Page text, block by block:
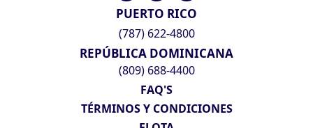
PUERTO RICO
(787) 622-4800
REPÚBLICA DOMINICANA
(809) 688-4400
FAQ'S
TÉRMINOS Y CONDICIONES